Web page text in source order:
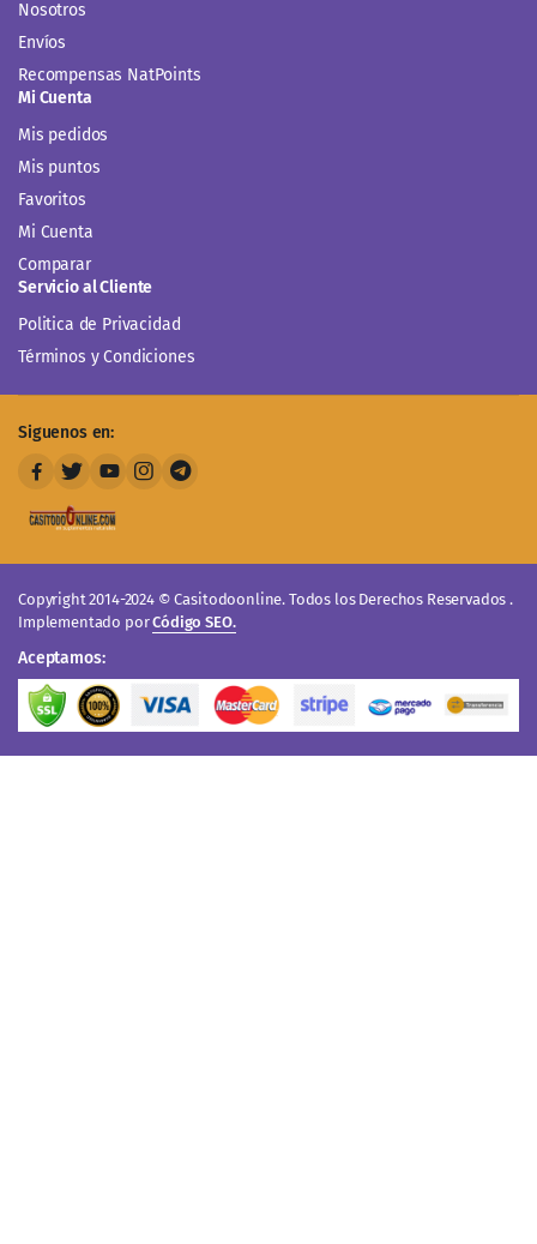
Nosotros
Envíos
Recompensas NatPoints
Mi Cuenta
Mis pedidos
Mis puntos
Favoritos
Mi Cuenta
Comparar
Servicio al Cliente
Politica de Privacidad
Términos y Condiciones
Siguenos en:
Copyright 2014-2024 © Casitodoonline. Todos los Derechos Reservados .
Implementado porCódigo SEO.
Aceptamos: